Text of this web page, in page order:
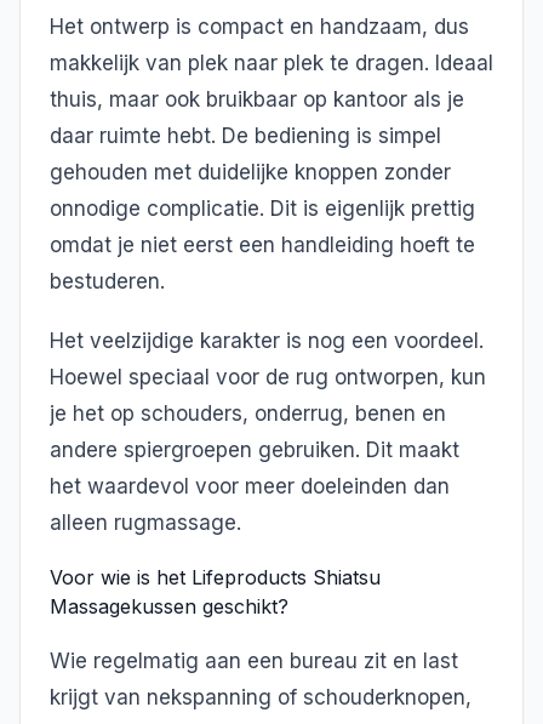
Het ontwerp is compact en handzaam, dus
makkelijk van plek naar plek te dragen. Ideaal
thuis, maar ook bruikbaar op kantoor als je
daar ruimte hebt. De bediening is simpel
gehouden met duidelijke knoppen zonder
onnodige complicatie. Dit is eigenlijk prettig
omdat je niet eerst een handleiding hoeft te
bestuderen.
Het veelzijdige karakter is nog een voordeel.
Hoewel speciaal voor de rug ontworpen, kun
je het op schouders, onderrug, benen en
andere spiergroepen gebruiken. Dit maakt
het waardevol voor meer doeleinden dan
alleen rugmassage.
Voor wie is het Lifeproducts Shiatsu
Massagekussen geschikt?
Wie regelmatig aan een bureau zit en last
krijgt van nekspanning of schouderknopen,